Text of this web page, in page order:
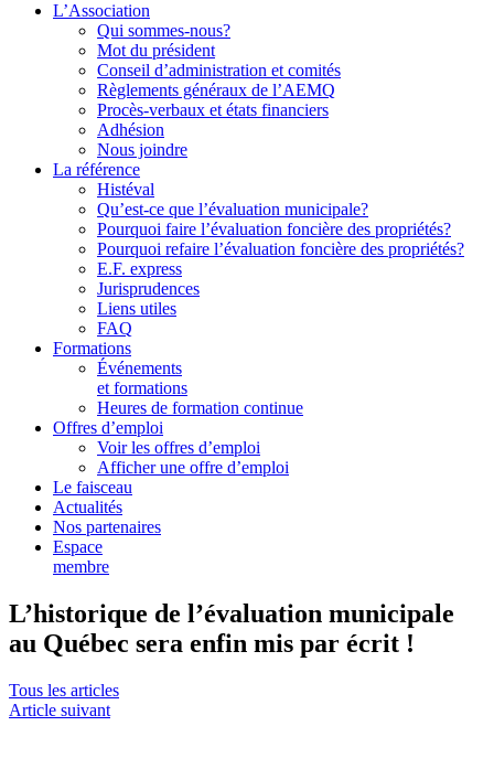
L’Association
Qui sommes-nous?
Mot du président
Conseil d’administration et comités
Règlements généraux de l’AEMQ
Procès-verbaux et états financiers
Adhésion
Nous joindre
La référence
Histéval
Qu’est-ce que l’évaluation municipale?
Pourquoi faire l’évaluation foncière des propriétés?
Pourquoi refaire l’évaluation foncière des propriétés?
E.F. express
Jurisprudences
Liens utiles
FAQ
Formations
Événements
et formations
Heures de formation continue
Offres d’emploi
Voir les offres d’emploi
Afficher une offre d’emploi
Le faisceau
Actualités
Nos partenaires
Espace
membre
L’historique de l’évaluation municipale
au Québec sera enfin mis par écrit !
Tous les articles
Article suivant